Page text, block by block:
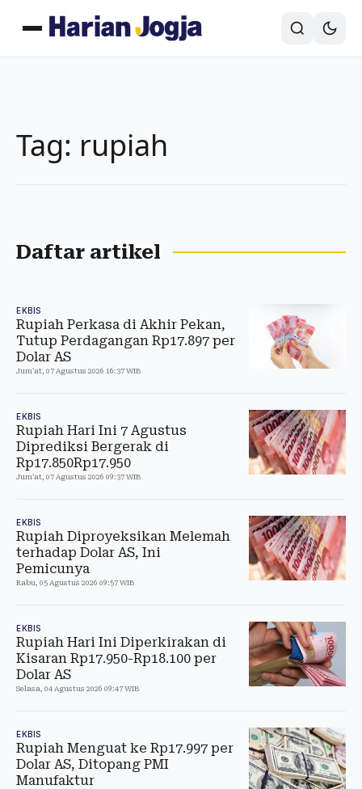
Tag: rupiah
Daftar artikel
EKBIS
Rupiah Perkasa di Akhir Pekan,
Tutup Perdagangan Rp17.897 per
Dolar AS
Jum'at, 07 Agustus 2026 16:37 WIB
EKBIS
Rupiah Hari Ini 7 Agustus
Diprediksi Bergerak di
Rp17.850Rp17.950
Jum'at, 07 Agustus 2026 09:37 WIB
EKBIS
Rupiah Diproyeksikan Melemah
terhadap Dolar AS, Ini
Pemicunya
Rabu, 05 Agustus 2026 09:57 WIB
EKBIS
Rupiah Hari Ini Diperkirakan di
Kisaran Rp17.950-Rp18.100 per
Dolar AS
Selasa, 04 Agustus 2026 09:47 WIB
EKBIS
Rupiah Menguat ke Rp17.997 per
Dolar AS, Ditopang PMI
Manufaktur